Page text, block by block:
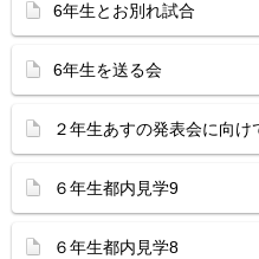
6年生とお別れ試合
6年生を送る会
２年生あすの発表会に向け
６年生都内見学9
６年生都内見学8